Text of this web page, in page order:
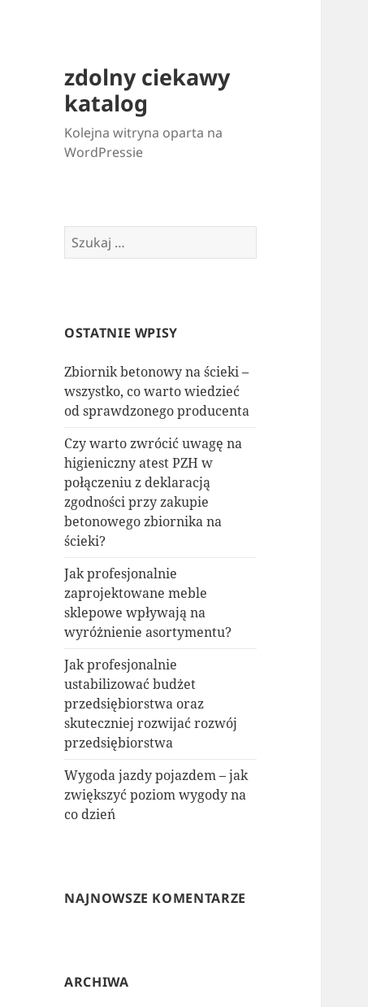
zdolny ciekawy
katalog
Kolejna witryna oparta na
WordPressie
Szukaj:
OSTATNIE WPISY
Zbiornik betonowy na ścieki –
wszystko, co warto wiedzieć
od sprawdzonego producenta
Czy warto zwrócić uwagę na
higieniczny atest PZH w
połączeniu z deklaracją
zgodności przy zakupie
betonowego zbiornika na
ścieki?
Jak profesjonalnie
zaprojektowane meble
sklepowe wpływają na
wyróżnienie asortymentu?
Jak profesjonalnie
ustabilizować budżet
przedsiębiorstwa oraz
skuteczniej rozwijać rozwój
przedsiębiorstwa
Wygoda jazdy pojazdem – jak
zwiększyć poziom wygody na
co dzień
NAJNOWSZE KOMENTARZE
ARCHIWA